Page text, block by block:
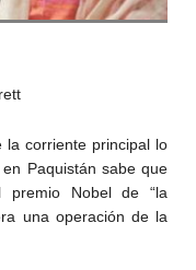
la corriente principal lo
Paquistán sabe que
premio Nobel de “la
una operación de la